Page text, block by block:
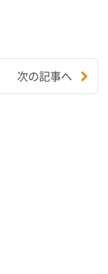
次の記事へ